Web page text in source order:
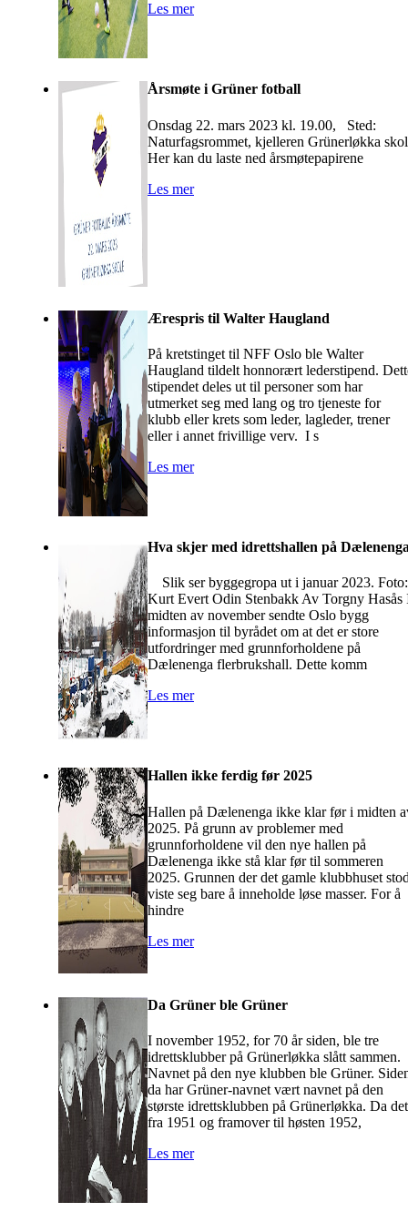
Les mer
Årsmøte i Grüner fotball
Onsdag 22. mars 2023 kl. 19.00, Sted:
Naturfagsrommet, kjelleren Grünerløkka
Her kan du laste ned årsmøtepapirene
Les mer
Ærespris til Walter Haugland
På kretstinget til NFF Oslo ble Walter
Haugland tildelt honnorært lederstipend.
stipendet deles ut til personer som har
utmerket seg med lang og tro tjeneste for
klubb eller krets som leder, lagleder, trener
eller i annet frivillige verv. I s
Les mer
Hva skjer med idrettshallen på
Slik ser byggegropa ut i januar 2023. Foto:
Kurt Evert Odin Stenbakk Av Torgny Hasås
midten av november sendte Oslo bygg
informasjon til byrådet om at det er store
utfordringer med grunnforholdene på
Dælenenga flerbrukshall. Dette komm
Les mer
Hallen ikke ferdig før 2025
Hallen på Dælenenga ikke klar før i midten
2025. På grunn av problemer med
grunnforholdene vil den nye hallen på
Dælenenga ikke stå klar før til sommeren
2025. Grunnen der det gamle klubbhuset
viste seg bare å inneholde løse masser. For å
hindre
Les mer
Da Grüner ble Grüner
I november 1952, for 70 år siden, ble tre
idrettsklubber på Grünerløkka slått sammen.
Navnet på den nye klubben ble Grüner.
da har Grüner-navnet vært navnet på den
største idrettsklubben på Grünerløkka. Da det
fra 1951 og framover til høsten 1952,
Les mer